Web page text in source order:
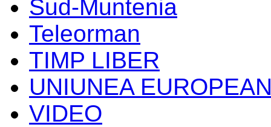
Sud-Muntenia
Teleorman
TIMP LIBER
UNIUNEA
VIDEO